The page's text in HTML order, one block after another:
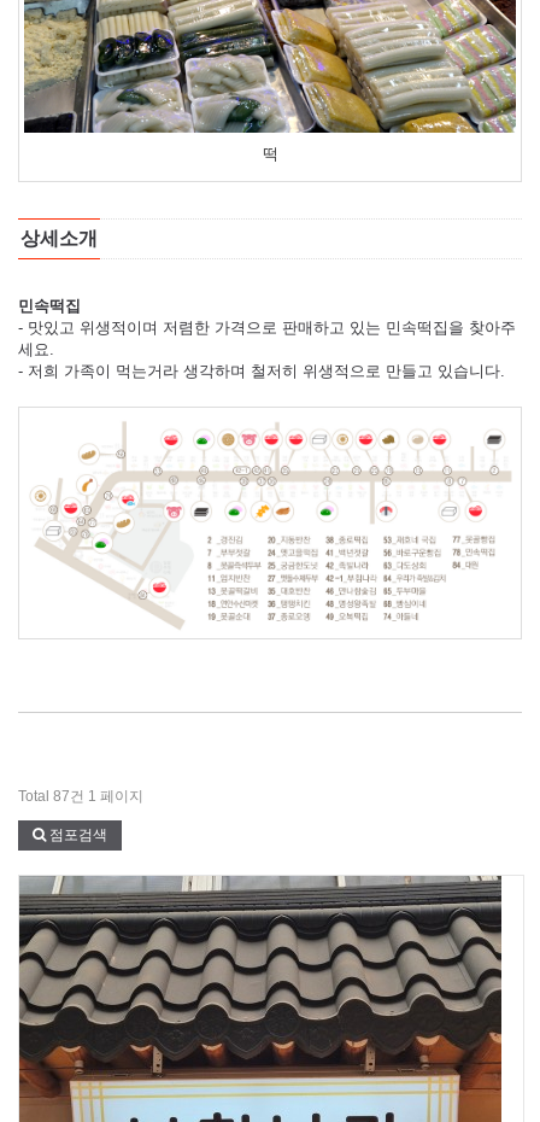
떡
상세소개
민속떡집
- 맛있고 위생적이며 저렴한 가격으로 판매하고 있는 민속떡집을 찾아주
세요.
- 저희 가족이 먹는거라 생각하며 철저히 위생적으로 만들고 있습니다.
Total 87건 1 페이지
점포검색